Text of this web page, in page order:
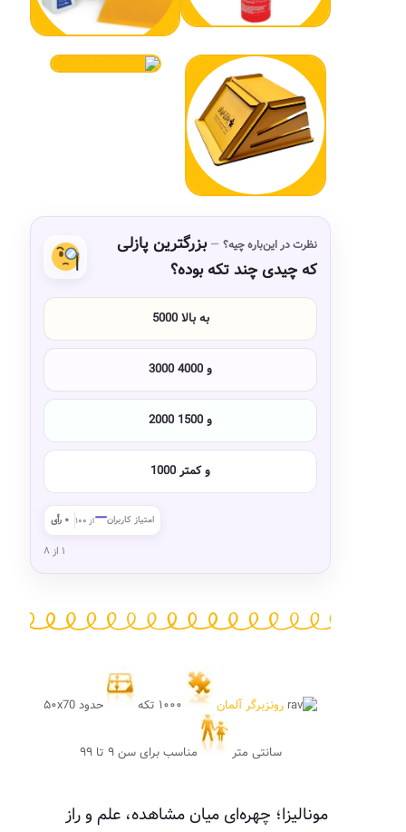
نظرت در این‌باره چیه؟
بزرگترین پازلی
که چیدی چند تکه بوده؟
5000 به بالا
3000 و 4000
2000 و 1500
1000 و کمتر
امتیاز کاربران—از ۱۰۰ ۰ رأی
۱ از ۸
رونزبرگر آلمان حدود ۵۰x70
سانتی متر مناسب برای سن ۹ تا ۹۹
مونالیزا؛ چهره‌ای میان مشاهده، علم و راز